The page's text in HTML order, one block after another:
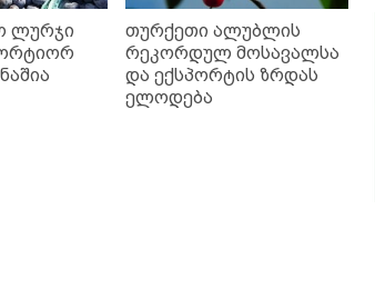
ლურჯი
თურქეთი ალუბლის
რეკორდულ მოსავალსა
და ექსპორტის ზრდას
ელოდება